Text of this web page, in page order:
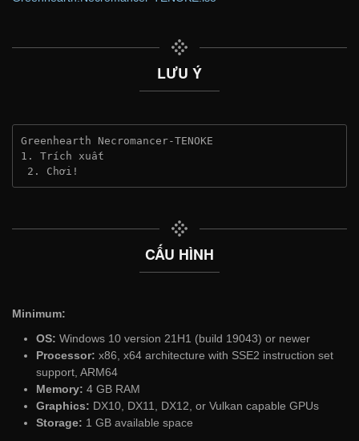
LƯU Ý
Greenhearth Necromancer-TENOKE
1. Trích xuất
2. Chơi!
CẤU HÌNH
Minimum:
OS: Windows 10 version 21H1 (build 19043) or newer
Processor: x86, x64 architecture with SSE2 instruction set
support, ARM64
Memory: 4 GB RAM
Graphics: DX10, DX11, DX12, or Vulkan capable GPUs
Storage: 1 GB available space